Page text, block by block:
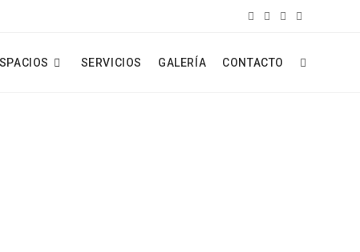
SERVICIOS GALERÍA CONTACTO